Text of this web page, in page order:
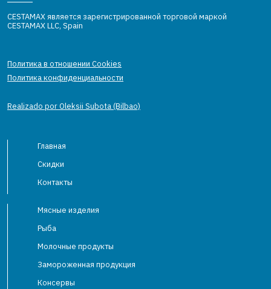
CESTAMAX является зарегистрированной торговой маркой
CESTAMAX LLC, Spain
Политика в отношении Cookies
Политика конфиденциальности
Realizado por Oleksii Subota (Bilbao)
Главная
Скидки
Контакты
Мясные изделия
Рыба
Молочные продукты
Замороженная продукция
Консервы